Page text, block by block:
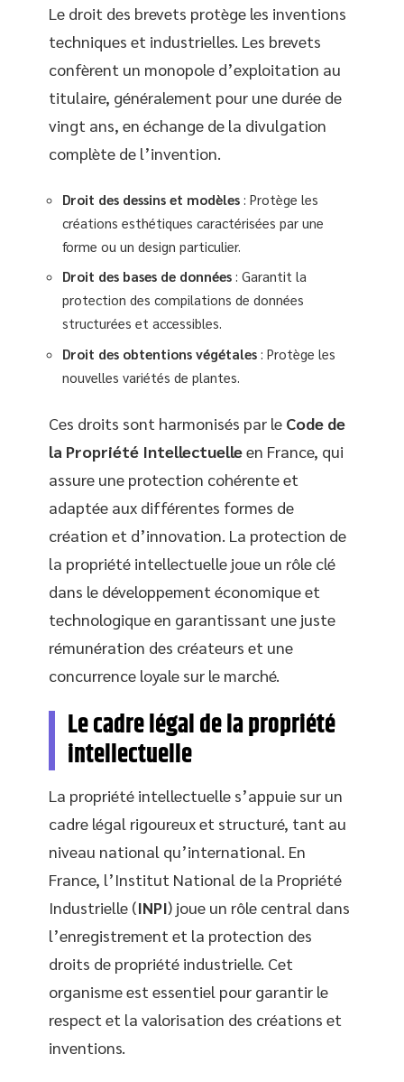
Le droit des brevets protège les inventions
techniques et industrielles. Les brevets
confèrent un monopole d’exploitation au
titulaire, généralement pour une durée de
vingt ans, en échange de la divulgation
complète de l’invention.
Droit des dessins et modèles : Protège les
créations esthétiques caractérisées par une
forme ou un design particulier.
Droit des bases de données : Garantit la
protection des compilations de données
structurées et accessibles.
Droit des obtentions végétales : Protège les
nouvelles variétés de plantes.
Ces droits sont harmonisés par le Code de
la Propriété Intellectuelleen France, qui
assure une protection cohérente et
adaptée aux différentes formes de
création et d’innovation. La protection de
la propriété intellectuelle joue un rôle clé
dans le développement économique et
technologique en garantissant une juste
rémunération des créateurs et une
concurrence loyale sur le marché.
Le cadre légal de la propriété
intellectuelle
La propriété intellectuelle s’appuie sur un
cadre légal rigoureux et structuré, tant au
niveau national qu’international. En
France, l’Institut National de la Propriété
Industrielle (INPI) joue un rôle central dans
l’enregistrement et la protection des
droits de propriété industrielle. Cet
organisme est essentiel pour garantir le
respect et la valorisation des créations et
inventions.